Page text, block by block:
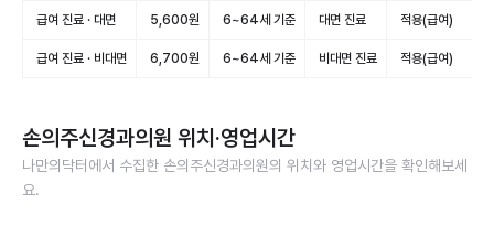
급여 진료 · 대면 5,600원 6~64세 기준 대면 진료 적용(급여)
급여 진료 · 비대면 6,700원 6~64세 기준 비대면 진료 적용(급여)
손의주신경과의원 위치·영업시간
나만의닥터에서 수집한 손의주신경과의원의 위치와 영업시간을 확인해보세
요.